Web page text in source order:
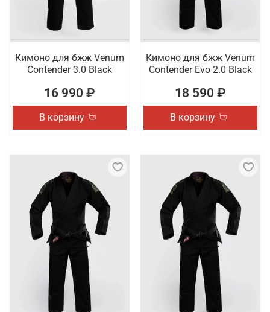
Кимоно для бжж Venum
Contender 3.0 Black
16 990 ₽
В корзину
Кимоно для бжж Venum
Contender Evo 2.0 Black
18 590 ₽
В корзину